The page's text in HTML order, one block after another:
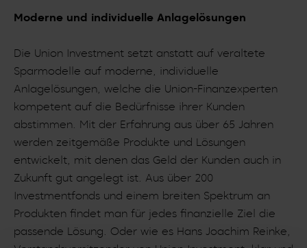
Moderne und individuelle Anlagelösungen
Die Union Investment setzt anstatt auf veraltete
Sparmodelle auf moderne, individuelle
Anlagelösungen, welche die Union-Finanzexperten
kompetent auf die Bedürfnisse ihrer Kunden
abstimmen. Mit der Erfahrung aus über 65 Jahren
werden zeitgemäße Produkte und Lösungen
entwickelt, mit denen das Geld der Kunden auch in
Zukunft gut angelegt ist. Aus über 200
Investmentfonds und einem breiten Spektrum an
Produkten findet man für jedes finanzielle Ziel die
passende Lösung. Oder wie es Hans Joachim Reinke,